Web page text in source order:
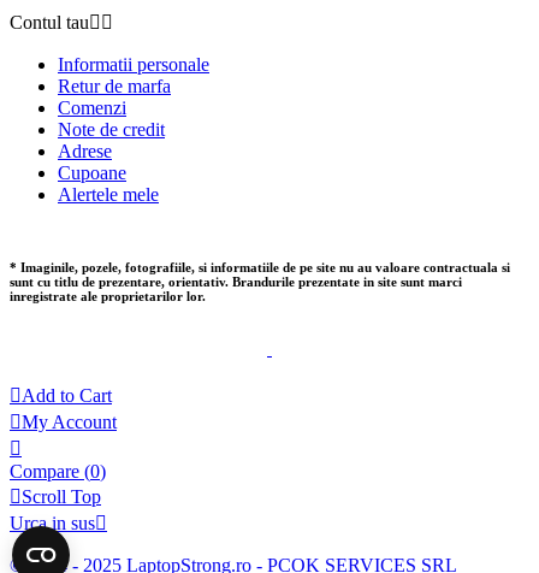
Contul tau 
Informatii personale
Retur de marfa
Comenzi
Note de credit
Adrese
Cupoane
Alertele mele
* Imaginile, pozele, fotografiile, si informatiile de pe site nu au valoare contractuala si
sunt cu titlu de prezentare, orientativ. Brandurile prezentate in site sunt marci
inregistrate ale proprietarilor lor.
Add to Cart
My Account

Compare (0)
Scroll Top
Urca in sus
© 2014 - 2025 LaptopStrong.ro - PCOK SERVICES SRL